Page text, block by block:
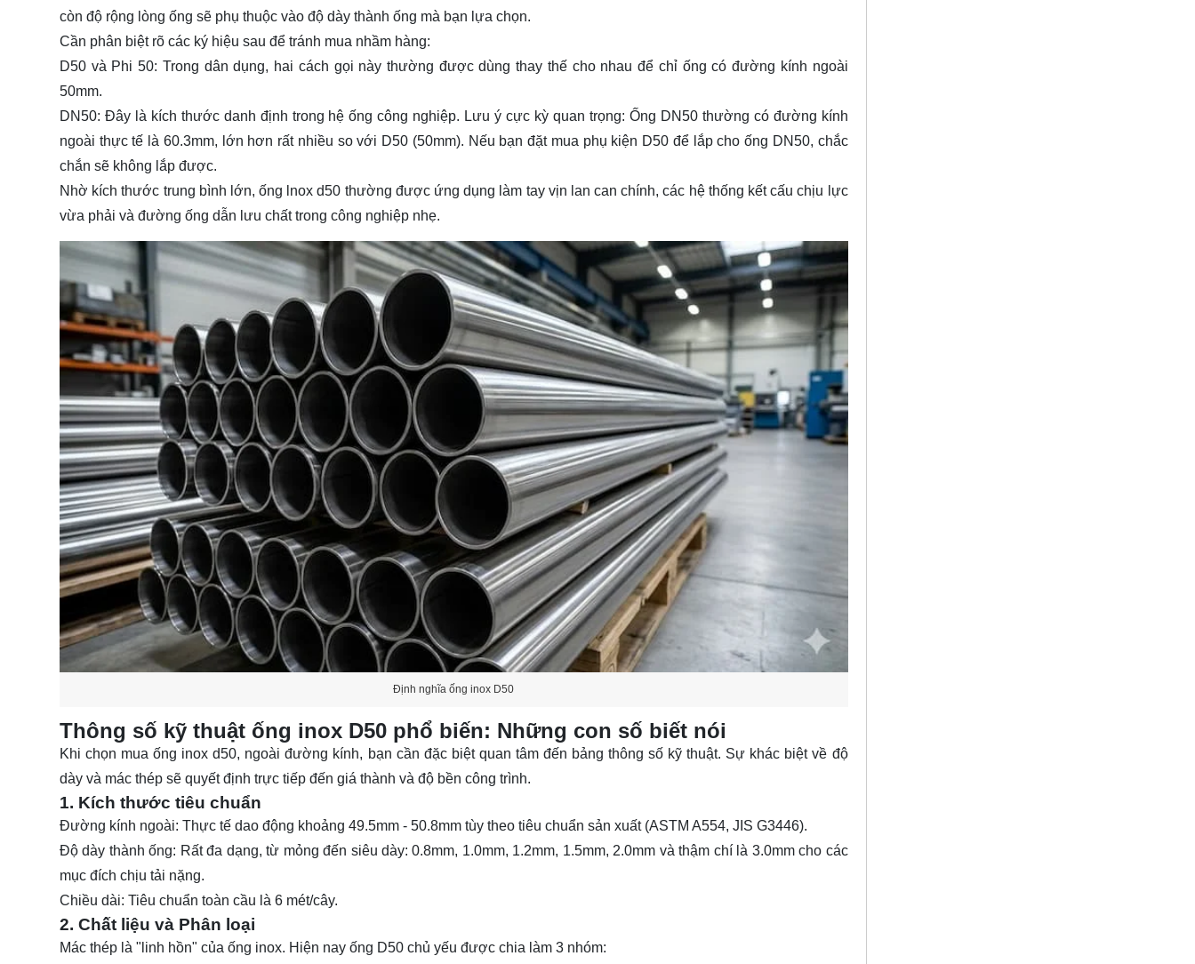
còn độ rộng lòng ống sẽ phụ thuộc vào độ dày thành ống mà bạn lựa chọn.
Cần phân biệt rõ các ký hiệu sau để tránh mua nhầm hàng:
D50 và Phi 50: Trong dân dụng, hai cách gọi này thường được dùng thay thế cho nhau để chỉ ống có đường kính ngoài
50mm.
DN50: Đây là kích thước danh định trong hệ ống công nghiệp. Lưu ý cực kỳ quan trọng: Ống DN50 thường có đường kính
ngoài thực tế là 60.3mm, lớn hơn rất nhiều so với D50 (50mm). Nếu bạn đặt mua phụ kiện D50 để lắp cho ống DN50, chắc
chắn sẽ không lắp được.
Nhờ kích thước trung bình lớn,ống lnox d50 thường được ứng dụng làm tay vịn lan can chính, các hệ thống kết cấu chịu lực
vừa phải và đường ống dẫn lưu chất trong công nghiệp nhẹ.
Định nghĩa ống inox D50
Thông số kỹ thuật ống inox D50 phổ biến: Những con số biết nói
Khi chọn muaống inox d50, ngoài đường kính, bạn cần đặc biệt quan tâm đến bảng thông số kỹ thuật. Sự khác biệt về độ
dày và mác thép sẽ quyết định trực tiếp đến giá thành và độ bền công trình.
1. Kích thước tiêu chuẩn
Đường kính ngoài: Thực tế dao động khoảng 49.5mm - 50.8mm tùy theo tiêu chuẩn sản xuất (ASTM A554, JIS G3446).
Độ dày thành ống: Rất đa dạng, từ mỏng đến siêu dày:0.8mm, 1.0mm, 1.2mm, 1.5mm, 2.0mm và thậm chí là 3.0mmcho các
mục đích chịu tải nặng.
Chiều dài: Tiêu chuẩn toàn cầu là 6 mét/cây.
2. Chất liệu và Phân loại
Mác thép là "linh hồn" của ống inox. Hiện nay ống D50 chủ yếu được chia làm 3 nhóm: